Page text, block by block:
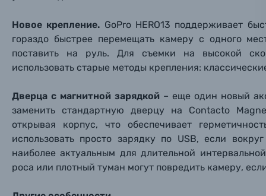
Фоторамки
Фотоальбомы
Книги о фотографии, альбомы известных
Солнцезащитные очки
Б/У фототехника (Комиссионные товары)
Новое крепление. GoPro HERO13 поддерживает
гораздо быстрее перемещать камеру с одного
поставить на руль. Для съемки на высокой
использовать старые методы крепления:
Дверца с магнитной зарядкой – еще один новый
заменить стандартную дверцу на Contacto
открывая корпус, что обеспечивает
использовать просто зарядку по USB, если
наиболее актуальным для длительной
роса или плотный туман могут повредить камеру,